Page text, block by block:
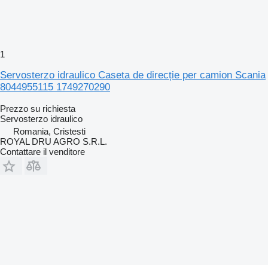
1
Servosterzo idraulico Caseta de direcție per camion Scania
8044955115 1749270290
Prezzo su richiesta
Servosterzo idraulico
Romania, Cristesti
ROYAL DRU AGRO S.R.L.
Contattare il venditore